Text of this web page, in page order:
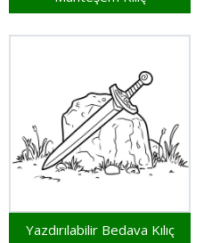
Yazdırılabilir Bedava Kılıç